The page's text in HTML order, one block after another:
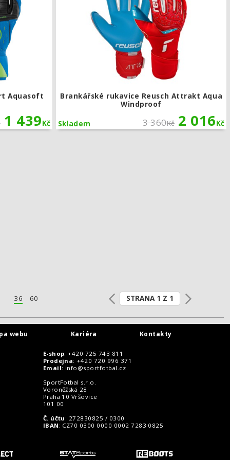
Aquasoft
1 439Kč
Brankářské rukavice Reusch Attrakt Aqua
Windproof
3 360Kč 2 016Kč
Skladem
36 60 STRANA 1 Z 1
webu Kariéra Kontakty
E-shop: +420 725 743 811
Prodejna: +420 720 996 371
Email: info@sportfotbal.cz
SportFotbal s.r.o.
Voroněžská 28
Praha 10 Vršovice
101 00
Č. účtu : 272830825 / 0300
IBAN : CZ70 0300 0000 0002 7283 0825